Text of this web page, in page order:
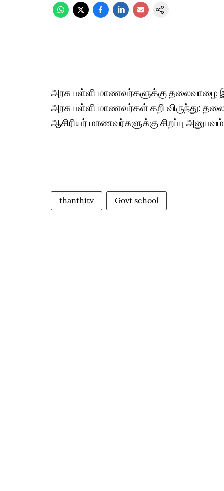
அரசு பள்ளி மாணவர்களுக்கு தலைவாழை
அரசு பள்ளி மாணவர்கள் கறி விருந்து:
ஆசிரியர் மாணவர்களுக்கு சிறப்பு
thanthitv Govt school